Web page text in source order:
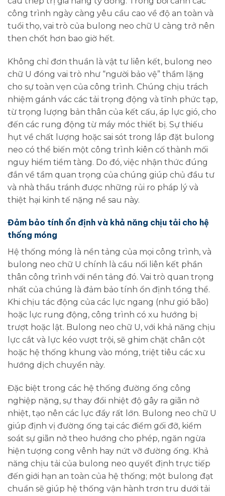
công trình ngày càng yêu cầu cao về độ an toàn và
tuổi thọ, vai trò của bulong neo chữ U càng trở nên
then chốt hơn bao giờ hết.
Không chỉ đơn thuần là vật tư liên kết, bulong neo
chữ U đóng vai trò như “người bảo vệ” thầm lặng
cho sự toàn vẹn của công trình. Chúng chịu trách
nhiệm gánh vác các tải trọng động và tĩnh phức tạp,
từ trọng lượng bản thân của kết cấu, áp lực gió, cho
đến các rung động từ máy móc thiết bị. Sự thiếu
hụt về chất lượng hoặc sai sót trong lắp đặt bulong
neo có thể biến một công trình kiên cố thành mối
nguy hiểm tiềm tàng. Do đó, việc nhận thức đúng
đắn về tầm quan trọng của chúng giúp chủ đầu tư
và nhà thầu tránh được những rủi ro pháp lý và
thiệt hại kinh tế nặng nề sau này.
Đảm bảo tính ổn định và khả năng chịu tải cho hệ
thống móng
Hệ thống móng là nền tảng của mọi công trình, và
bulong neo chữ U chính là cầu nối liên kết phần
thân công trình với nền tảng đó. Vai trò quan trọng
nhất của chúng là đảm bảo tính ổn định tổng thể.
Khi chịu tác động của các lực ngang (như gió bão)
hoặc lực rung động, công trình có xu hướng bị
trượt hoặc lật. Bulong neo chữ U, với khả năng chịu
lực cắt và lực kéo vượt trội, sẽ ghim chặt chân cột
hoặc hệ thống khung vào móng, triệt tiêu các xu
hướng dịch chuyển này.
Đặc biệt trong các hệ thống đường ống công
nghiệp nặng, sự thay đổi nhiệt độ gây ra giãn nở
nhiệt, tạo nên các lực đẩy rất lớn. Bulong neo chữ U
giúp định vị đường ống tại các điểm gối đỡ, kiểm
soát sự giãn nở theo hướng cho phép, ngăn ngừa
hiện tượng cong vênh hay nứt vỡ đường ống. Khả
năng chịu tải của bulong neo quyết định trực tiếp
đến giới hạn an toàn của hệ thống; một bulong đạt
chuẩn sẽ giúp hệ thống vận hành trơn tru dưới tải